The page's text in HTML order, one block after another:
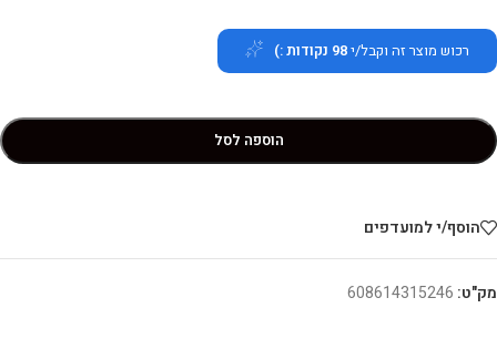
רכוש מוצר זה וקבל/י98 נקודות :)
הוספה לסל
הוסף/י למועדפים
מק"ט: 608614315246